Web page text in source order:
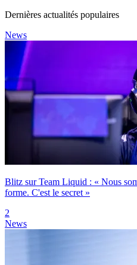
Dernières actualités populaires
News
Blitz sur Team Liquid : « Nous
forme. C'est le secret »
2
News